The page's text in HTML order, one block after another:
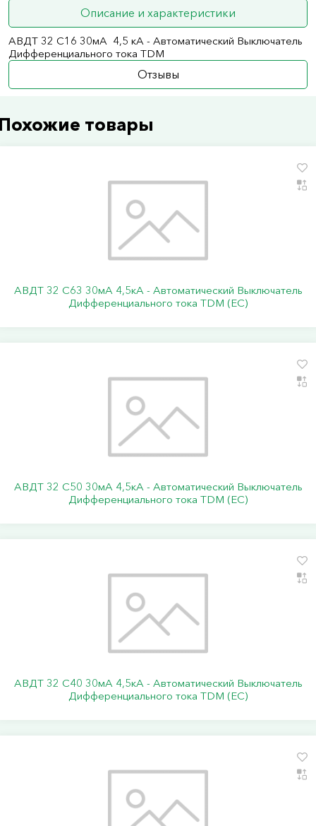
Описание и характеристики
АВДТ 32 С16 30мА 4,5 кА - Автоматический Выключатель
Дифференциального тока TDM
Отзывы
товары
АВДТ 32 C63 30мА 4,5кА - Автоматический Выключатель
Дифференциального тока TDM (ЕС)
АВДТ 32 C50 30мА 4,5кА - Автоматический Выключатель
Дифференциального тока TDM (ЕС)
АВДТ 32 C40 30мА 4,5кА - Автоматический Выключатель
Дифференциального тока TDM (ЕС)